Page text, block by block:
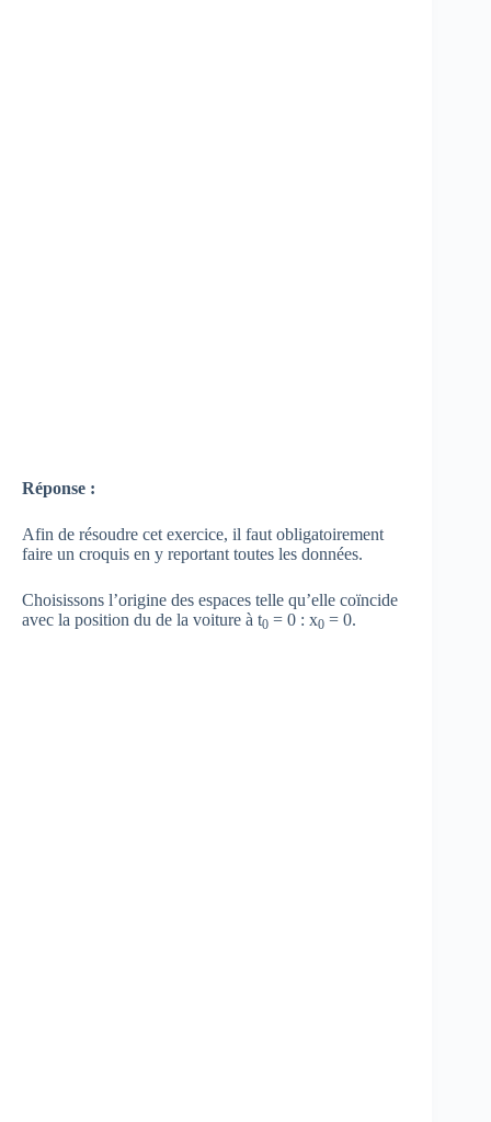
Réponse :
Afin de résoudre cet exercice, il faut obligatoirement
faire un croquis en y reportant toutes les données.
Choisissons l’origine des espaces telle qu’elle coïncide
avec la position du de la voiture à t0 = 0 : x0 = 0.